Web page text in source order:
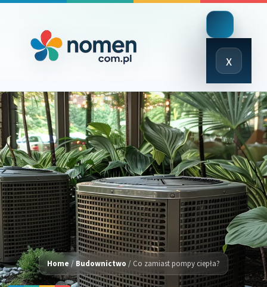
x
Close
Menu
Home / Budownictwo / Co zamiast pompy ciepła?